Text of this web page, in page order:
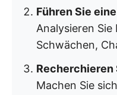
Führen Sie
Analysieren Sie
Schwächen,
Recherchieren
Machen Sie